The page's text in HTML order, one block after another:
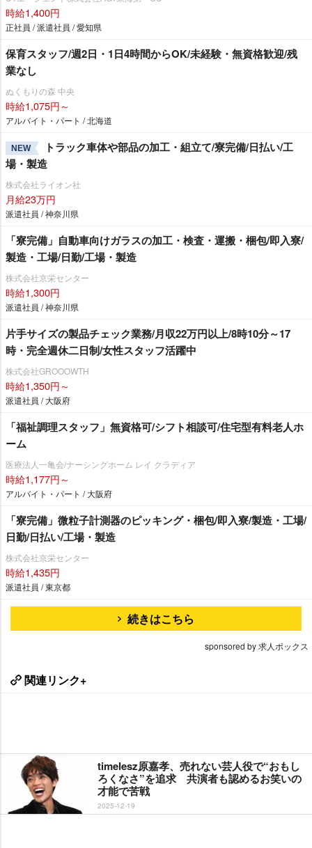
時給1,400円
正社員 / 派遣社員 / 愛知県
保育スタッフ/週2日・1日4時間からOK/未経験・無資格歓迎/残
業なし
ぬくもりの森 中央
時給1,075円～
アルバイト・パート / 北海道
NEW
トラック車体や部品の加工・組立て/寮完備/日払い/工
場・製造
株式会社ライオン社
月給23万円
派遣社員 / 神奈川県
「寮完備」自動車向けガラスの加工・検査・運搬・梱包/即入寮/
製造・工場/日勤/工場・製造
株式会社京栄センター
時給1,300円
派遣社員 / 神奈川県
片手サイズの製品チェック業務/月収22万円以上/8時10分～17
時・完全週休二日制/女性スタッフ活躍中
株式会社GROOOWTH
時給1,350円～
派遣社員 / 大阪府
「福祉調理スタッフ」無資格可/シフト相談可/住宅型有料老人ホ
ーム
医療法人一亀会/ナーシングホーム レイ クラディア
時給1,177円～
アルバイト・パート / 大阪府
「寮完備」微粒子計測器のピッキング・梱包/即入寮/製造・工場/
日勤/日払い/工場・製造
株式会社京栄センター
時給1,435円
派遣社員 / 東京都
続きはこちら
sponsored by 求人ボックス
関連リンク+
timelesz原嘉孝、売れない芸人役で“おもし
ろくなさ”を追求 共演者も認めるお笑いの
才能で苦戦
2025-12-19